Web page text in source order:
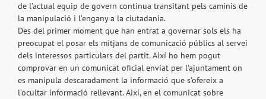
de l’actual equip de govern continua transitant pels caminis de
la manipulació i l’engany a la ciutadania.
Des del primer moment que han entrat a governar sols els ha
preocupat el posar els mitjans de comunicació públics al servei
dels interessos particulars del partit. Així ho hem pogut
comprovar en un comunicat oficial enviat per l’ajuntament on
es manipula descaradament la informació que s’ofereix a
l’ocultar informació rellevant. Així, en el comunicat sobre